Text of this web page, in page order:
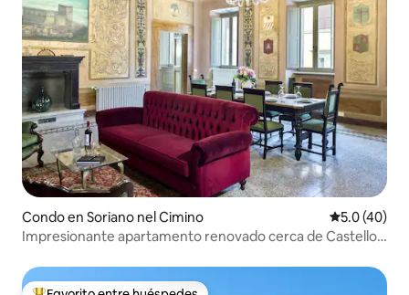
Condo en Soriano nel Cimino Calificación
5.0 (40)
Impresionante apartamento renovado cerca de Castello